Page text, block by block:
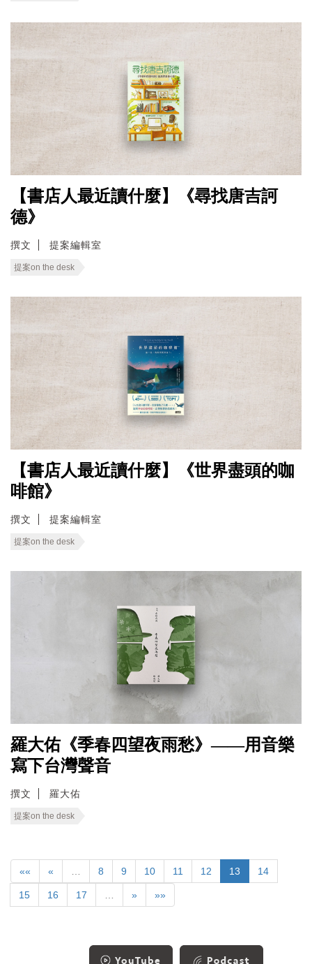
【書店人最近讀什麼】《尋找唐吉訶
德》
撰文 提案編輯室
提案on the desk
【書店人最近讀什麼】《世界盡頭的咖
啡館》
撰文 提案編輯室
提案on the desk
羅大佑《季春四望夜雨愁》——用音樂
寫下台灣聲音
撰文 羅大佑
提案on the desk
«« « 8 9 10 11 12 13 14
15 16 17 » »»